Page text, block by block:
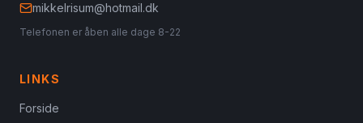
mikkelrisum@hotmail.dk
Telefonen er åben alle dage 8-22
LINKS
Forside